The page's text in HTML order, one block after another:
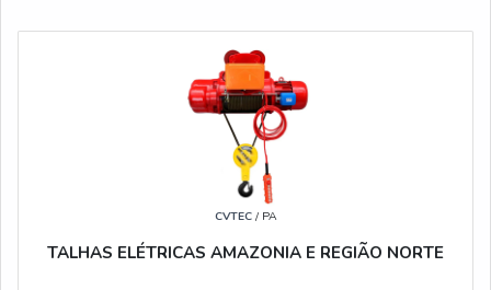
CVTEC/ PA
TALHAS ELÉTRICAS AMAZONIA E REGIÃO NORTE